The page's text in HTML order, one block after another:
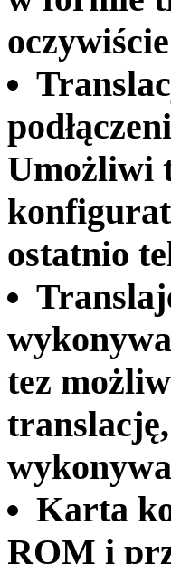
Umożliwi
ostatnio
tez
Karta
ROM i